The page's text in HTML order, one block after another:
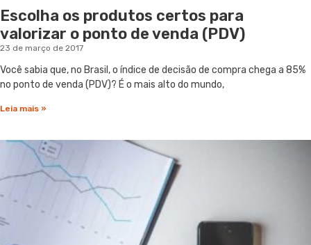
Escolha os produtos certos para
valorizar o ponto de venda (PDV)
23 de março de 2017
Você sabia que, no Brasil, o índice de decisão de compra chega a 85%
no ponto de venda (PDV)? É o mais alto do mundo,
Leia mais »